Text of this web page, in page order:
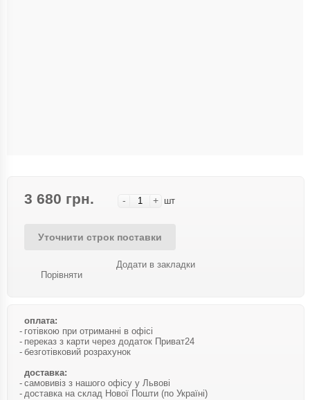
3 680 грн. - + шт
Уточнити строк поставки
Порівняти
Додати в закладки
оплата:
готівкою при отриманні в офісі
переказ з карти через додаток Приват24
безготівковий розрахунок
доставка:
самовивіз з нашого офісу у Львові
доставка на склад Нової Пошти (по Україні)